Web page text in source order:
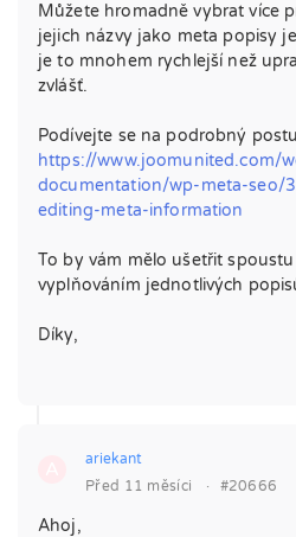
Můžete hromadně vybrat více
jejich názvy jako meta popisy
je to mnohem rychlejší než
zvlášť.
Podívejte se na podrobný
https://www.joomunited.com/
documentation/wp-meta-seo/
editing-meta-information
To by vám mělo ušetřit
vyplňováním jednotlivých
Díky,
ariekant
Před 11 měsíci
· #20666
Ahoj,